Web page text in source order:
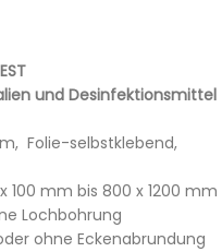
und Desinfektionsmittel
Folie-selbstklebend,
100 mm bis 800 x 1200 mm
Lochbohrung
ohne Eckenabrundung